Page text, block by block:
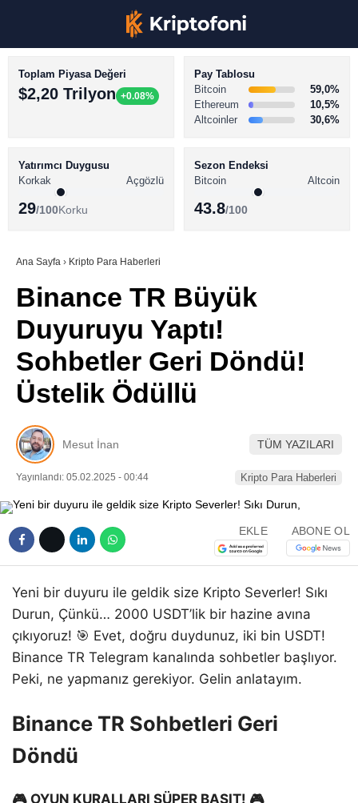
Youtube
BİTCOİN HABERLERİ
ALTCOİN HABERLERİ
SÖZLÜK
Toplam Piyasa Değeri
$2,20 Trilyon +0.08%
Pay Tablosu
Bitcoin
59,0%
Ethereum
10,5%
Altcoinler
30,6%
Yatırımcı Duygusu
Korkak
Açgözlü
29/100Korku
Sezon Endeksi
Bitcoin
Altcoin
43.8/100
Ana Sayfa › Kripto Para Haberleri
Binance TR Büyük
Duyuruyu Yaptı!
Sohbetler Geri Döndü!
Üstelik Ödüllü
Mesut İnan TÜM YAZILARI
Yayınlandı: 05.02.2025 - 00:44 Kripto Para Haberleri
EKLE ABONE OL
Yeni bir duyuru ile geldik size Kripto Severler! Sıkı
Durun, Çünkü… 2000 USDT’lik bir hazine avına
çıkıyoruz! 🎯 Evet, doğru duydunuz, iki bin USDT!
Binance TR Telegram kanalında sohbetler başlıyor.
Peki, ne yapmanız gerekiyor. Gelin anlatayım.
Binance TR Sohbetleri Geri
Döndü
🎮 OYUN KURALLARI SÜPER BASIT! 🎮